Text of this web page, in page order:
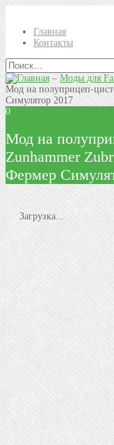
Главная
Контакты
–Моды для
Мод на полуприцеп-
Симулятор 2017
0
Мод на
Zunhammer
Фермер
Загрузка...